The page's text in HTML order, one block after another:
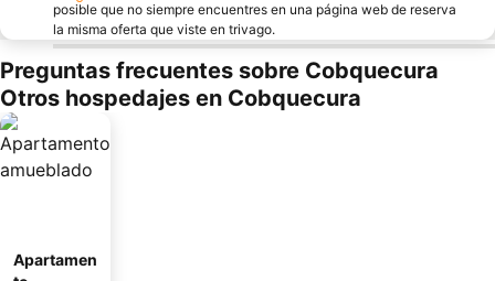
posible que no siempre encuentres en una página web de reserva
la misma oferta que viste en trivago.
Preguntas frecuentes sobre Cobquecura
Otros hospedajes en Cobquecura
Apartamen